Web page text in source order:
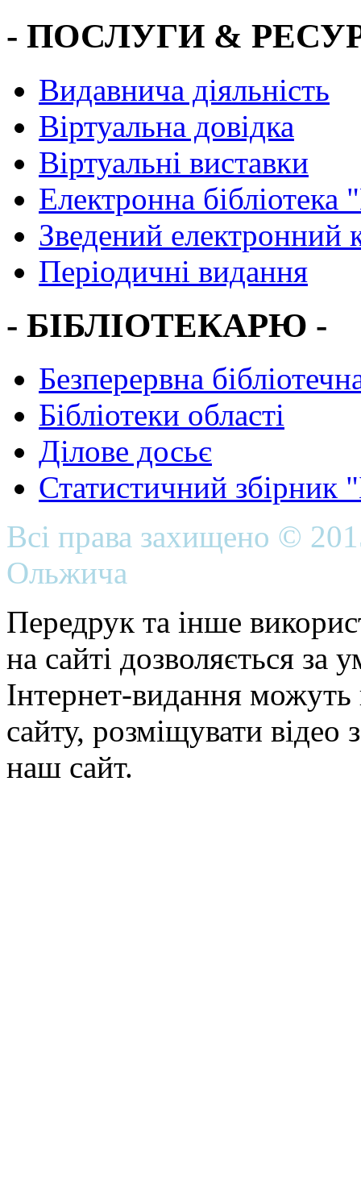
- ПОСЛУГИ &
Видавнича діяльність
Віртуальна довідка
Віртуальні виставки
Електронна
Зведений електронний
Періодичні видання
- БІБЛІОТЕКАРЮ -
Безперервна
Бібліотеки області
Ділове досьє
Статистичний
Всі права захищено ©
Ольжича
Передрук та інше
на сайті дозволяється
Інтернет-видання можуть
сайту, розміщувати відео
наш сайт.